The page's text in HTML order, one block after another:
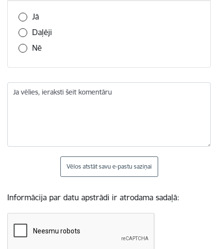
Jā
Daļēji
Nē
Ja vēlies, ieraksti šeit komentāru
Vēlos atstāt savu e-pastu saziņai
Informācija par datu apstrādi ir atrodama sadaļā: